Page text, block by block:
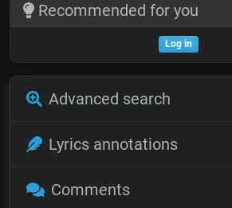
Recommended for you
Log in
Advanced search
Lyrics annotations
Comments